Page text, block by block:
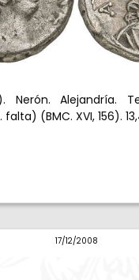
Nerón. Alejandría.
falta) (BMC. XVI, 156).
17/12/2008